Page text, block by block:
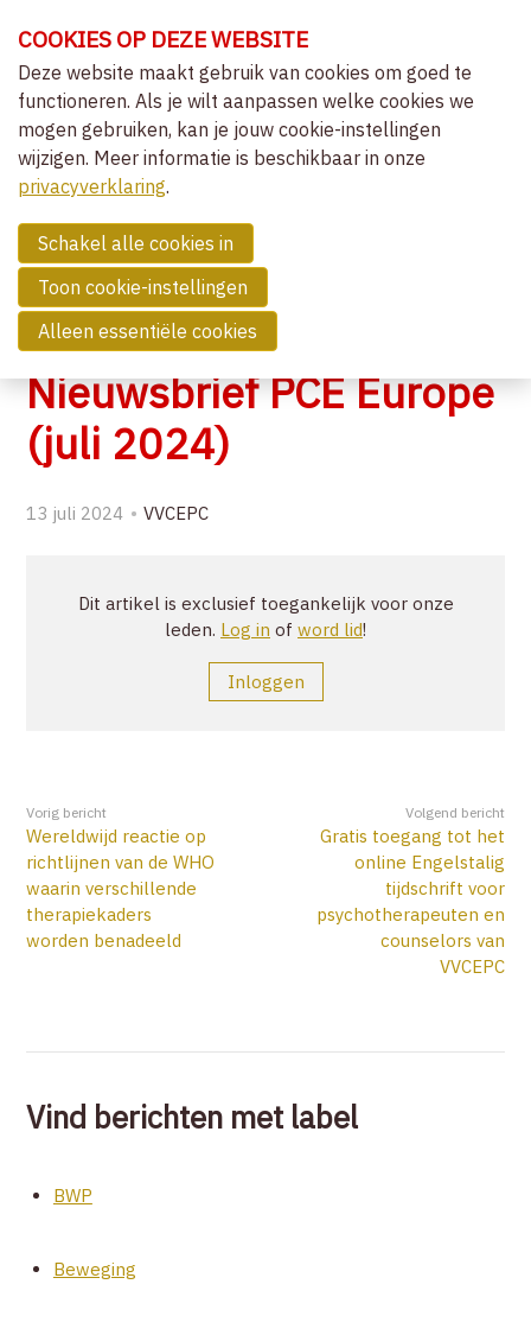
links
over
Spring
naar
de
navigatie
naar
de
inhoud
Nieuwsbrief PCE Europe
(juli 2024)
13 juli 2024 VVCEPC
Dit artikel is exclusief toegankelijk voor onze
leden. Log in of word lid!
Inloggen
Vorig bericht
Wereldwijd reactie op
richtlijnen van de WHO
waarin verschillende
therapiekaders
worden benadeeld
Volgend bericht
Gratis toegang tot het
online Engelstalig
tijdschrift voor
psychotherapeuten en
counselors van
VVCEPC
Vind berichten met label
BWP
Beweging
OVER VVCEPC
CLIËNTGERICHT-EXPERIËNTIEEL
NIEUWS
OVERZICHT ACTIVITEITEN
NIEUWS
COMMUNITY
ZOEK EEN THERAPEUT
ACCOUNT
COOKIES OP DEZE WEBSITE
Deze website maakt gebruik van cookies om goed te
functioneren. Als je wilt aanpassen welke cookies we
mogen gebruiken, kan je jouw cookie-instellingen
wijzigen. Meer informatie is beschikbaar in onze
privacyverklaring.
Schakel alle cookies in
Toon cookie-instellingen
Alleen essentiële cookies